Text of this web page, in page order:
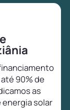
90% de
as
solar